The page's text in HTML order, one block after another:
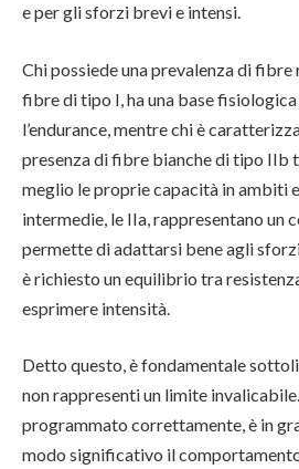
e per gli sforzi brevi e intensi.
Chi possiede una prevalenza di
fibre di tipo I, ha una base
l’endurance, mentre chi è
presenza di fibre bianche di tipo IIb
meglio le proprie capacità in ambiti
intermedie, le IIa, rappresentano un
permette di adattarsi bene agli
è richiesto un equilibrio tra
esprimere intensità.
Detto questo, è fondamentale
non rappresenti un limite invalicabile.
programmato correttamente, è in
modo significativo il